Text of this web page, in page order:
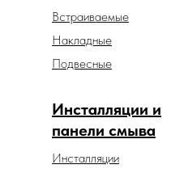
Встраиваемые
Накладные
Подвесные
Инсталляции и
панели смыва
Инсталляции